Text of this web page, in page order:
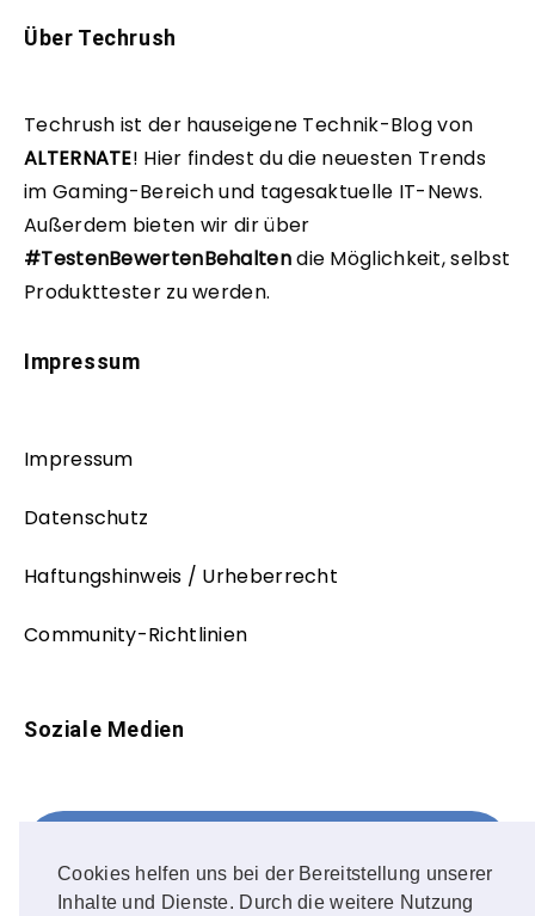
Cookies helfen uns bei der Bereitstellung unserer
Inhalte und Dienste. Durch die weitere Nutzung
Über Techrush
Techrush ist der hauseigene Technik-Blog von
ALTERNATE! Hier findest du die neuesten Trends
im Gaming-Bereich und tagesaktuelle IT-News.
Außerdem bieten wir dir über
#TestenBewertenBehaltendie Möglichkeit, selbst
Produkttester zu werden.
Impressum
Impressum
Datenschutz
Haftungshinweis / Urheberrecht
Community-Richtlinien
Soziale Medien
FOLLOW ME!